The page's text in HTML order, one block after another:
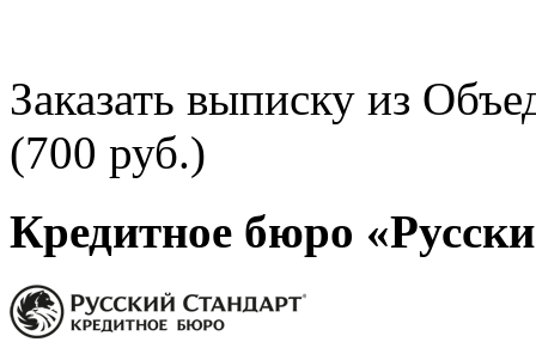
Заказать выписку из
(700 руб.)
Кредитное бюро